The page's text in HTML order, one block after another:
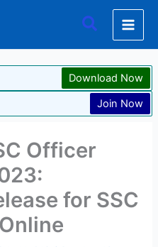
Search
Download Now
Join Now
Officer
for SSC